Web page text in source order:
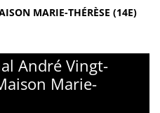
MARIE-THÉRÈSE (14E)
André Vingt-
Marie-